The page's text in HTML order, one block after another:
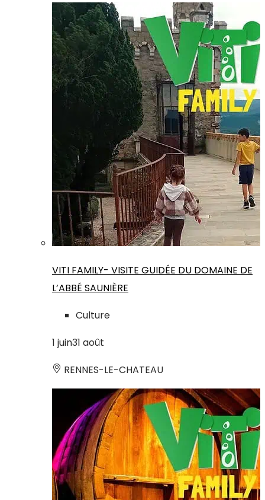
VITI FAMILY- VISITE GUIDÉE DU DOMAINE DE
L’ABBÉ SAUNIÈRE
Culture
1 juin31 août
RENNES-LE-CHATEAU